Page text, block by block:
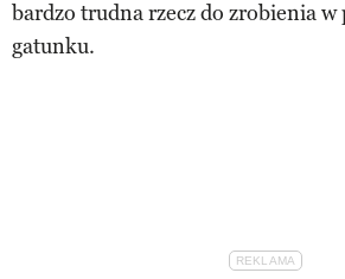
bardzo trudna rzecz do zrobienia w
gatunku.